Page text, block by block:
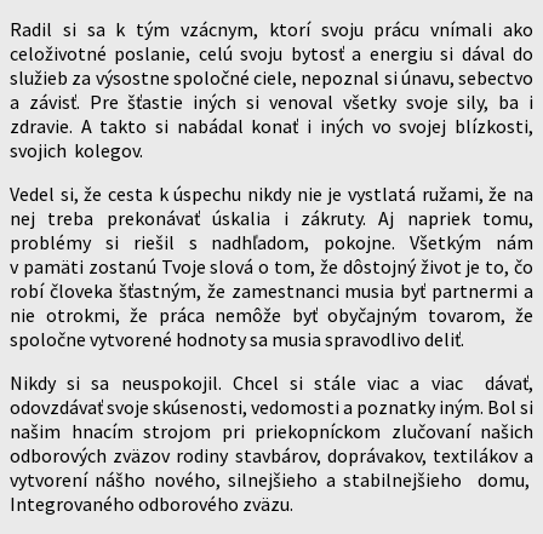
Radil si sa k tým vzácnym, ktorí svoju prácu vnímali ako
celoživotné poslanie, celú svoju bytosť a energiu si dával do
služieb za výsostne spoločné ciele, nepoznal si únavu, sebectvo
a závisť. Pre šťastie iných si venoval všetky svoje sily, ba i
zdravie. A takto si nabádal konať i iných vo svojej blízkosti,
svojich kolegov.
Vedel si, že cesta k úspechu nikdy nie je vystlatá ružami, že na
nej treba prekonávať úskalia i zákruty. Aj napriek tomu,
problémy si riešil s nadhľadom, pokojne. Všetkým nám
v pamäti zostanú Tvoje slová o tom, že dôstojný život je to, čo
robí človeka šťastným, že zamestnanci musia byť partnermi a
nie otrokmi, že práca nemôže byť obyčajným tovarom, že
spoločne vytvorené hodnoty sa musia spravodlivo deliť.
Nikdy si sa neuspokojil. Chcel si stále viac a viac dávať,
odovzdávať svoje skúsenosti, vedomosti a poznatky iným. Bol si
našim hnacím strojom pri priekopníckom zlučovaní našich
odborových zväzov rodiny stavbárov, doprávakov, textilákov a
vytvorení nášho nového, silnejšieho a stabilnejšieho domu,
Integrovaného odborového zväzu.